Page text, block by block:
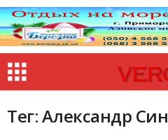
Тег: Александр Син